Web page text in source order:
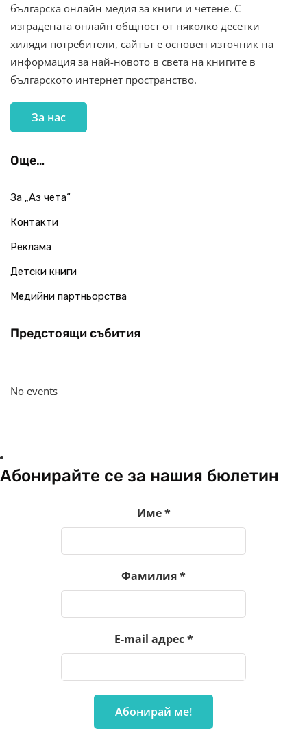
българска онлайн медия за книги и четене. С
изградената онлайн общност от няколко десетки
хиляди потребители, сайтът е основен източник на
информация за най-новото в света на книгите в
българското интернет пространство.
За нас
Още…
За „Аз чета“
Контакти
Реклама
Детски книги
Медийни партньорства
Предстоящи събития
No events
Абонирайте се за нашия бюлетин
Име*
Фамилия*
E-mail адрес*